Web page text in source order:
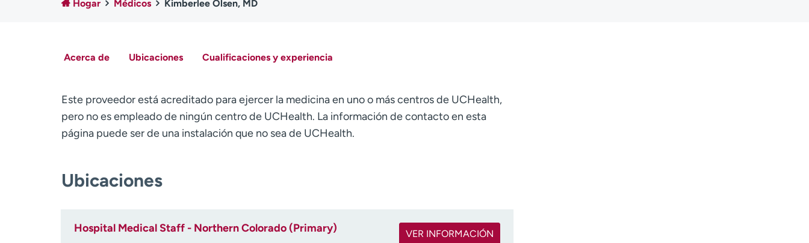
Hogar Médicos Kimberlee Olsen, MD
Acerca de Ubicaciones Cualificaciones y experiencia
Este proveedor está acreditado para ejercer la medicina en uno o más centros de UCHealth,
pero no es empleado de ningún centro de UCHealth. La información de contacto en esta
página puede ser de una instalación que no sea de UCHealth.
Ubicaciones
Hospital Medical Staff - Northern Colorado (Primary) VER INFORMACIÓN